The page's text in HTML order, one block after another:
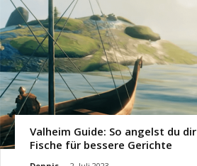
Valheim Guide: So angelst du dir
Fische für bessere Gerichte